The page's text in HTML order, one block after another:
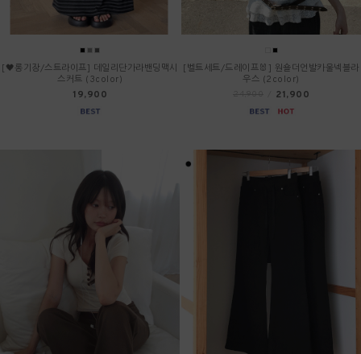
[🖤롱기장/스트라이프] 데일리단가라밴딩맥시
스커트 (3color)
19,900
[벨트세트/드레이프🐰] 원숄더언발카울넥블라
우스 (2color)
21,900